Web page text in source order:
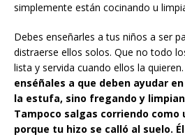
simplemente están cocinando u
Debes enseñarles a tus niños a ser
distraerse ellos solos. Que no todo
lista y servida cuando ellos la quieren.
enséñales a que deben ayudar
la estufa, sino fregando y
Tampoco salgas corriendo como
porque tu hizo se calló al suelo.